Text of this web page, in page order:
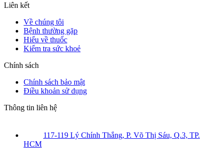
Liên kết
Về chúng tôi
Bệnh thường gặp
Hiểu về thuốc
Kiểm tra sức khoẻ
Chính sách
Chính sách bảo mật
Điều khoản sử dụng
Thông tin liên hệ
117-119 Lý Chính Thắng, P. Võ Thị Sáu, Q.3, TP.
HCM